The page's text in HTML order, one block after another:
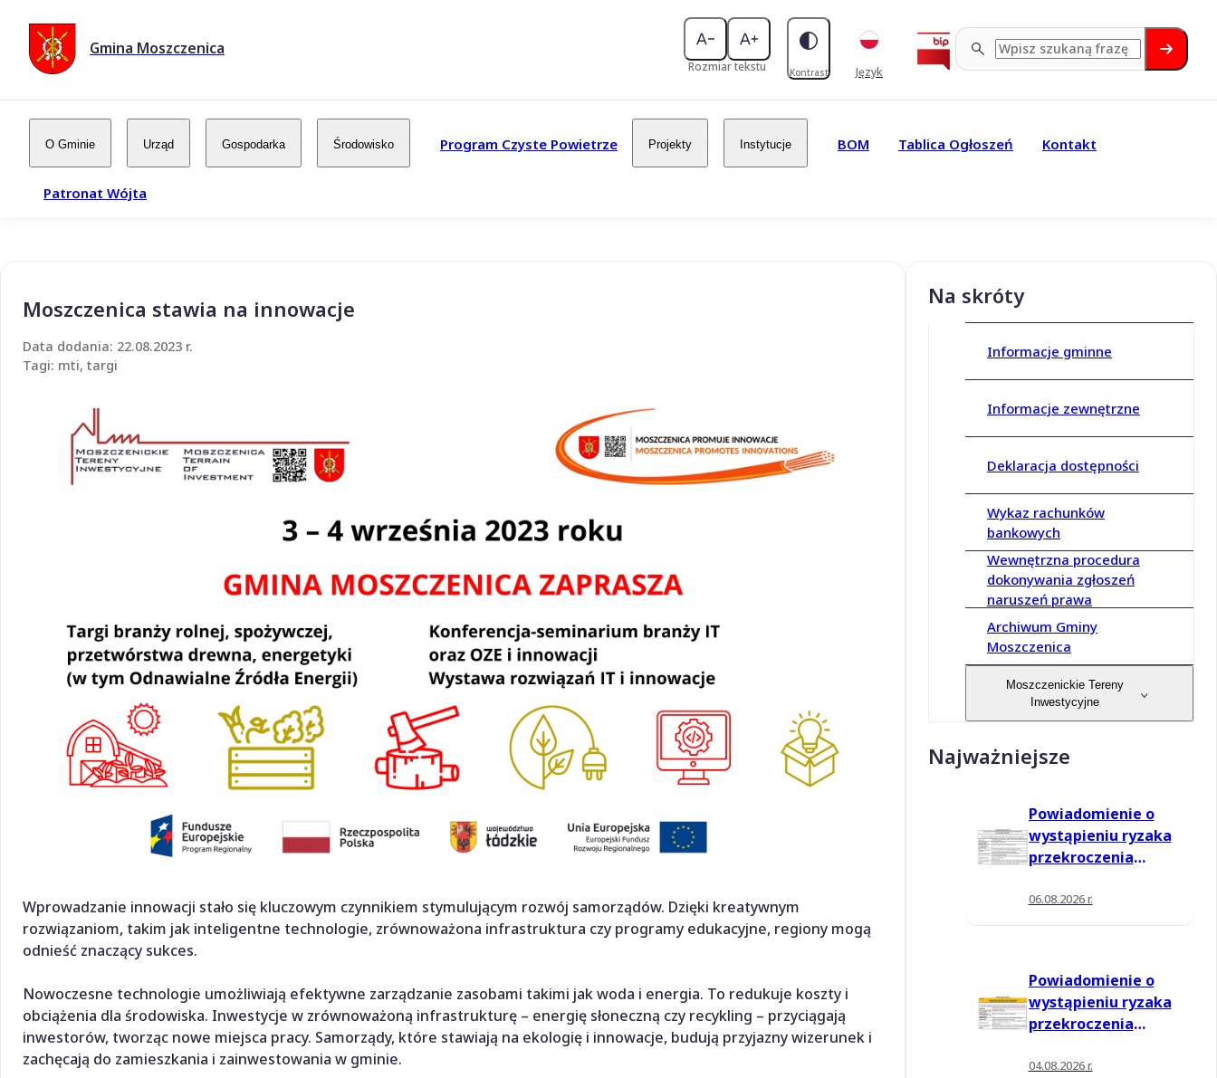
Gmina Moszczenica
Rozmiar tekstu Kontrast Język
O Gminie Urząd Gospodarka Środowisko Program Czyste Powietrze Projekty Instytucje BOM Tablica Ogłoszeń Kontakt
Patronat Wójta
Moszczenica stawia na innowacje
Data dodania: 22.08.2023 r.
Tagi: mti, targi
Wprowadzanie innowacji stało się kluczowym czynnikiem stymulującym rozwój samorządów. Dzięki kreatywnym
rozwiązaniom, takim jak inteligentne technologie, zrównoważona infrastruktura czy programy edukacyjne, regiony mogą
odnieść znaczący sukces.
Nowoczesne technologie umożliwiają efektywne zarządzanie zasobami takimi jak woda i energia. To redukuje koszty i
obciążenia dla środowiska. Inwestycje w zrównoważoną infrastrukturę – energię słoneczną czy recykling – przyciągają
inwestorów, tworząc nowe miejsca pracy. Samorządy, które stawiają na ekologię i innowacje, budują przyjazny wizerunek i
zachęcają do zamieszkania i zainwestowania w gminie.
Na skróty
Informacje gminne
Informacje zewnętrzne
Deklaracja dostępności
Wykaz rachunków
bankowych
Wewnętrzna procedura
dokonywania zgłoszeń
naruszeń prawa
Archiwum Gminy
Moszczenica
Moszczenickie Tereny
Inwestycyjne
Najważniejsze
Powiadomienie o
wystąpieniu ryzaka
przekroczenia
informowania dla
06.08.2026 r.
Powiadomienie o
wystąpieniu ryzaka
przekroczenia
informowania dla
04.08.2026 r.